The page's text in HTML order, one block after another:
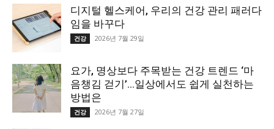
디지털 헬스케어, 우리의 건강 관리 패러다
임을 바꾸다
건강 2026년 7월 29일
요가, 명상보다 주목받는 건강 트렌드 ‘마
음챙김 걷기’…일상에서도 쉽게 실천하는
방법은
건강 2026년 7월 27일